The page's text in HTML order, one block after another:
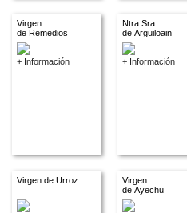
Virgen
de Remedios
+ Información
Ntra Sra.
de Arguiloain
+ Información
Virgen de Urroz
Virgen
de Ayechu